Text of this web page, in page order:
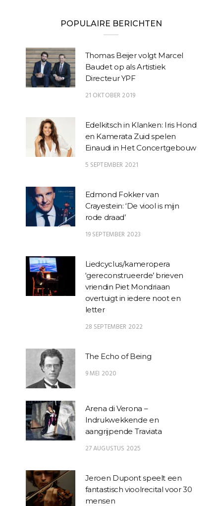
POPULAIRE BERICHTEN
Thomas Beijer volgt Marcel
Baudet op als Artistiek
Directeur YPF
21 OKTOBER 2019
Edelkitsch in Klanken: Iris Hond
en Kamerata Zuid spelen
Einaudi in Het Concertgebouw
5 SEPTEMBER 2021
Edmond Fokker van
Crayestein: ‘De viool is mijn
rode draad’
19 SEPTEMBER 2023
Liedcyclus/kameropera
‘gereconstrueerde’ brieven
vriendin Piet Mondriaan
overtuigt in iedere noot en
letter
28 SEPTEMBER 2022
The Echo of Being
9 MEI 2020
Arena di Verona –
Indrukwekkende en
aangrijpende Traviata
27 AUGUSTUS 2025
Jeroen Dupont speelt een
fantastisch vioolrecital voor 30
mensen